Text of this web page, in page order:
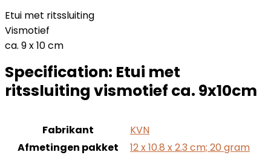
Etui met ritssluiting
Vismotief
ca. 9 x 10 cm
Specification: Etui met
ritssluiting vismotief ca. 9x10cm
Fabrikant
‎KVN
Afmetingen pakket
‎12 x 10.8 x 2.3 cm; 20 gram